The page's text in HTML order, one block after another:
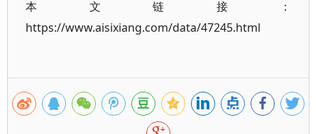
本文链接：
https://www.aisixiang.com/data/47245.html